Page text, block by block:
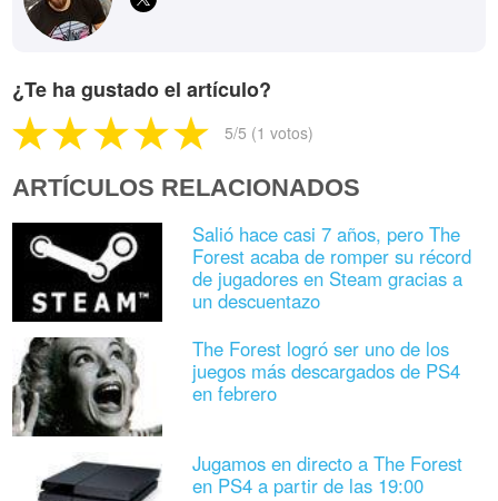
¿Te ha gustado el artículo?
5/5 (1 votos)
ARTÍCULOS RELACIONADOS
Salió hace casi 7 años, pero The
Forest acaba de romper su récord
de jugadores en Steam gracias a
un descuentazo
The Forest logró ser uno de los
juegos más descargados de PS4
en febrero
Jugamos en directo a The Forest
en PS4 a partir de las 19:00